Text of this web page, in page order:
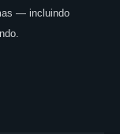
— incluindo